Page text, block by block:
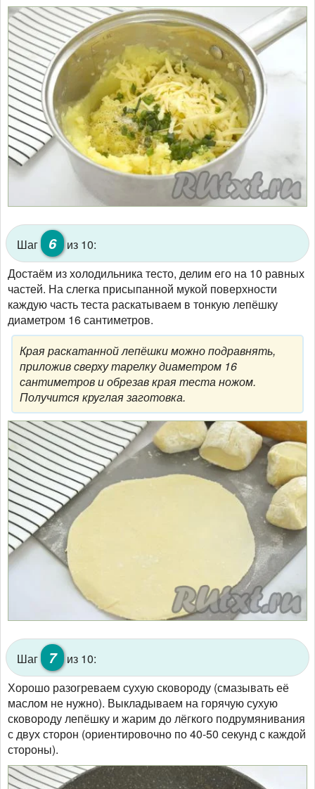
Шаг 6
из 10:
Достаём из холодильника тесто, делим его на 10 равных
частей. На слегка присыпанной мукой поверхности
каждую часть теста раскатываем в тонкую лепёшку
диаметром 16 сантиметров.
Края раскатанной лепёшки можно подравнять,
приложив сверху тарелку диаметром 16
сантиметров и обрезав края теста ножом.
Получится круглая заготовка.
Шаг 7
из 10:
Хорошо разогреваем сухую сковороду (смазывать её
маслом не нужно). Выкладываем на горячую сухую
сковороду лепёшку и жарим до лёгкого подрумянивания
с двух сторон (ориентировочно по 40-50 секунд с каждой
стороны).